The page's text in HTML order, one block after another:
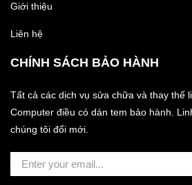
Giới thiệu
Liên hệ
CHÍNH SÁCH BẢO HÀNH
Tất cả các dịch vụ sửa chữa và thay thế
Computer điều có dán tem bảo hành.
chúng tôi đổi mới.